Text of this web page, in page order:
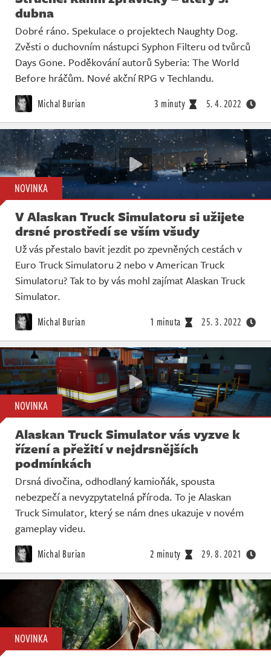
dubna
Dobré ráno. Spekulace o projektech Naughty Dog.
Zvěsti o duchovním nástupci Syphon Filteru od tvůrců
Days Gone. Poděkování autorů Syberia: The World
Before hráčům. Nové akční RPG v Techlandu.
Michal Burian 3 minuty 5. 4. 2022
NOVINKA
V Alaskan Truck Simulatoru si užijete
drsné prostředí se vším všudy
Už vás přestalo bavit jezdit po zpevněných cestách v
Euro Truck Simulatoru 2 nebo v American Truck
Simulatoru? Tak to by vás mohl zajímat Alaskan Truck
Simulator.
Michal Burian 1 minuta 25. 3. 2022
NOVINKA
Alaskan Truck Simulator vás vyzve k
řízení a přežití v nejdrsnějších
podmínkách
Drsná divočina, odhodlaný kamioňák, spousta
nebezpečí a nevyzpytatelná příroda. To je Alaskan
Truck Simulator, který se nám dnes ukazuje v novém
gameplay videu.
Michal Burian 2 minuty 29. 8. 2021
NOVINKA